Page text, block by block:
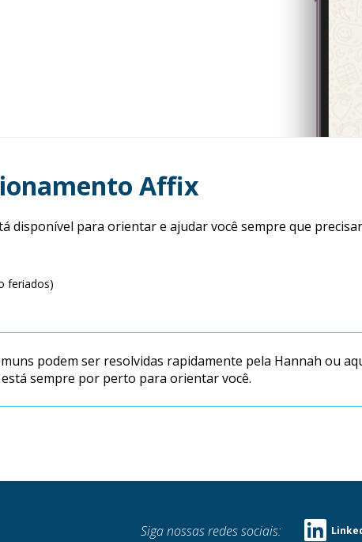
Affix
disponível para orientar e ajudar você sempre que
feriados)
podem ser resolvidas rapidamente pela Hannah ou
sempre por perto para orientar você.
Siga nossas redes sociais: